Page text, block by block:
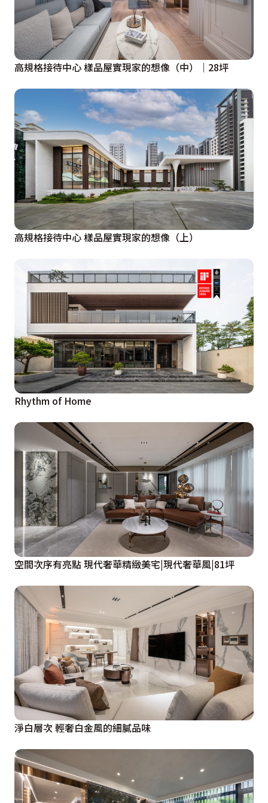
高規格接待中心 樣品屋實現家的想像（中）｜28坪
高規格接待中心 樣品屋實現家的想像（上）
Rhythm of Home
空間次序有亮點 現代奢華精緻美宅|現代奢華風|81坪
淨白層次 輕奢白金風的細膩品味